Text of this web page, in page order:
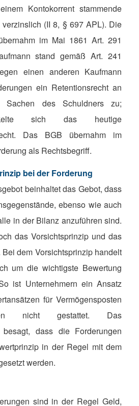
Kontokorrent stammende
(II 8, § 697 APL). Die
im Mai 1861 Art. 291
stand gemäß Art. 241
einen anderen Kaufmann
ein Retentionsrecht an
Sachen des Schuldners zu;
sich das heutige
Das BGB übernahm im
als Rechtsbegriff.
bei der Forderung
beinhaltet das Gebot, dass
ebenso wie auch
in der Bilanz anzuführen sind.
das Vorsichtsprinzip und das
dem Vorsichtsprinzip handelt
um die wichtigste Bewertung
ist Unternehmern ein Ansatz
für Vermögensposten
nicht gestattet. Das
besagt, dass die Forderungen
in der Regel mit dem
werden.
sind in der Regel Geld,